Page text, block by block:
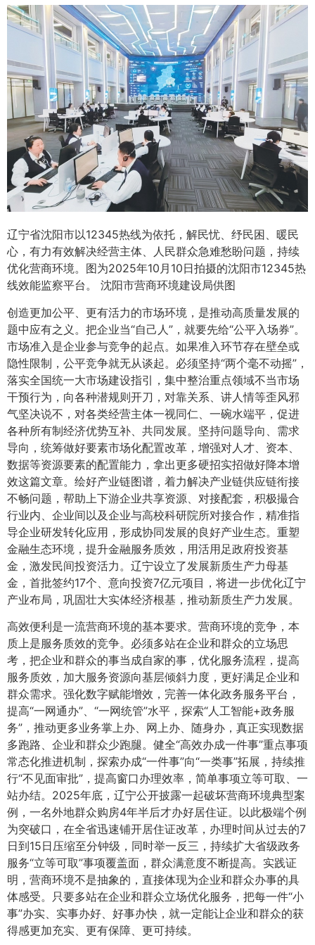
辽宁省沈阳市以12345热线为依托，解民忧、纾民困、暖民
心，有力有效解决经营主体、人民群众急难愁盼问题，持续
优化营商环境。图为2025年10月10日拍摄的沈阳市12345热
线效能监察平台。 沈阳市营商环境建设局供图
创造更加公平、更有活力的市场环境，是推动高质量发展的
题中应有之义。把企业当“自己人”，就要先给“公平入场券”。
市场准入是企业参与竞争的起点。如果准入环节存在壁垒或
隐性限制，公平竞争就无从谈起。必须坚持“两个毫不动摇”，
落实全国统一大市场建设指引，集中整治重点领域不当市场
干预行为，向各种潜规则开刀，对靠关系、讲人情等歪风邪
气坚决说不，对各类经营主体一视同仁、一碗水端平，促进
各种所有制经济优势互补、共同发展。坚持问题导向、需求
导向，统筹做好要素市场化配置改革，增强对人才、资本、
数据等资源要素的配置能力，拿出更多硬招实招做好降本增
效这篇文章。绘好产业链图谱，着力解决产业链供应链衔接
不畅问题，帮助上下游企业共享资源、对接配套，积极撮合
行业内、企业间以及企业与高校科研院所对接合作，精准指
导企业研发转化应用，形成协同发展的良好产业生态。重塑
金融生态环境，提升金融服务质效，用活用足政府投资基
金，激发民间投资活力。辽宁设立了发展新质生产力母基
金，首批签约17个、意向投资7亿元项目，将进一步优化辽宁
产业布局，巩固壮大实体经济根基，推动新质生产力发展。
高效便利是一流营商环境的基本要求。营商环境的竞争，本
质上是服务质效的竞争。必须多站在企业和群众的立场思
考，把企业和群众的事当成自家的事，优化服务流程，提高
服务质效，加大服务资源向基层倾斜力度，更好满足企业和
群众需求。强化数字赋能增效，完善一体化政务服务平台，
提高“一网通办”、“一网统管”水平，探索“人工智能+政务服
务”，推动更多业务掌上办、网上办、随身办，真正实现数据
多跑路、企业和群众少跑腿。健全“高效办成一件事”重点事项
常态化推进机制，探索办成“一件事”向“一类事”拓展，持续推
行“不见面审批”，提高窗口办理效率，简单事项立等可取、一
站办结。2025年底，辽宁公开披露一起破坏营商环境典型案
例，一名外地群众购房4年半后才办好居住证。以此极端个例
为突破口，在全省迅速铺开居住证改革，办理时间从过去的7
日到15日压缩至分钟级，同时举一反三，持续扩大省级政务
服务“立等可取”事项覆盖面，群众满意度不断提高。实践证
明，营商环境不是抽象的，直接体现为企业和群众办事的具
体感受。只要多站在企业和群众立场优化服务，把每一件“小
事”办实、实事办好、好事办快，就一定能让企业和群众的获
得感更加充实、更有保障、更可持续。